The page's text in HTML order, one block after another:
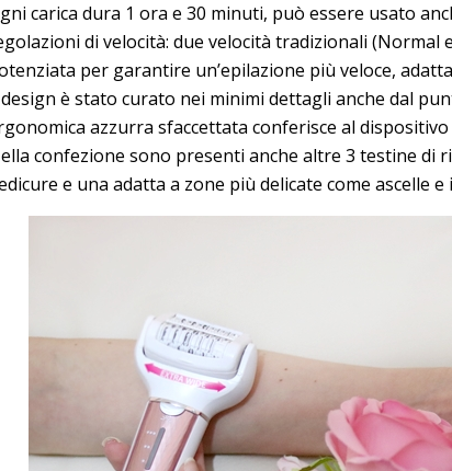
carica dura 1 ora e 30 minuti, può essere usato
di velocità: due velocità tradizionali (Normal
per garantire un’epilazione più veloce,
è stato curato nei minimi dettagli anche dal
azzurra sfaccettata conferisce al
confezione sono presenti anche altre 3 testine di
e una adatta a zone più delicate come ascelle e